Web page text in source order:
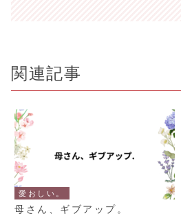
関連記事
愛おしい。
母さん、ギブアップ。